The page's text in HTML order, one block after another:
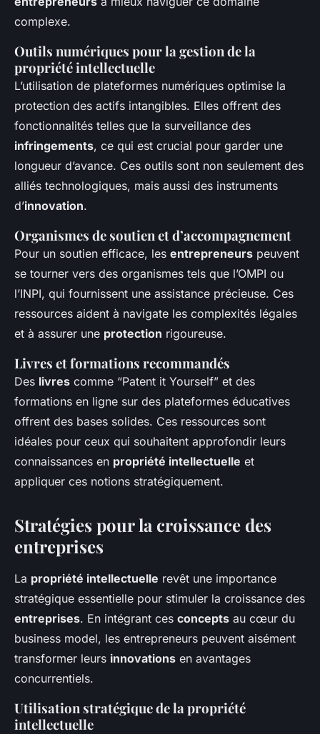
complexe.
Outils numériques pour la gestion de la
propriété intellectuelle
L’utilisation de plateformes numériques optimise la
protection des actifs intangibles. Elles offrent des
fonctionnalités telles que la surveillance des
infringements, ce qui est crucial pour garder une
longueur d’avance. Ces outils sont non seulement des
alliés technologiques, mais aussi des instruments
d’innovation.
Organismes de soutien et d’accompagnement
Pour un soutien efficace, les entrepreneurs peuvent
se tourner vers des organismes tels que l’OMPI ou
l’INPI, qui fournissent une assistance précieuse. Ces
ressources aident à navigate les complexités légales
et à assurer une protection rigoureuse.
Livres et formations recommandés
Des livres comme “Patent it Yourself” et des
formations en ligne sur des plateformes éducatives
offrent des bases solides. Ces ressources sont
idéales pour ceux qui souhaitent approfondir leurs
connaissances en propriété intellectuelle et
appliquer ces notions stratégiquement.
Stratégies pour la croissance des
entreprises
La propriété intellectuelle revêt une importance
stratégique essentielle pour stimuler la croissance des
entreprises. En intégrant ces concepts au cœur du
business model, les entrepreneurs peuvent aisément
transformer leurs innovations en avantages
concurrentiels.
Utilisation stratégique de la propriété
intellectuelle